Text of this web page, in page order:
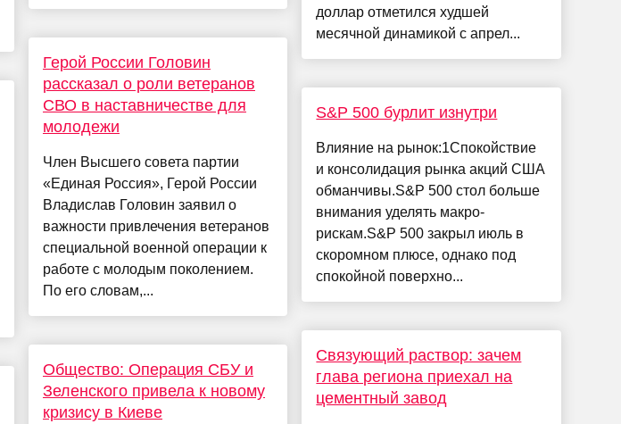
Герой России Головин
рассказал о роли ветеранов
СВО в наставничестве для
молодежи
Член Высшего совета партии
«Единая Россия», Герой России
Владислав Головин заявил о
важности привлечения ветеранов
специальной военной операции к
работе с молодым поколением.
По его словам,...
Общество: Операция СБУ и
Зеленского привела к новому
кризису в Киеве
доллар отметился худшей
месячной динамикой с апрел...
S&P 500 бурлит изнутри
Влияние на рынок:1Спокойствие
и консолидация рынка акций США
обманчивы.S&P 500 стол больше
внимания уделять макро-
рискам.S&P 500 закрыл июль в
скоромном плюсе, однако под
спокойной поверхно...
Связующий раствор: зачем
глава региона приехал на
цементный завод